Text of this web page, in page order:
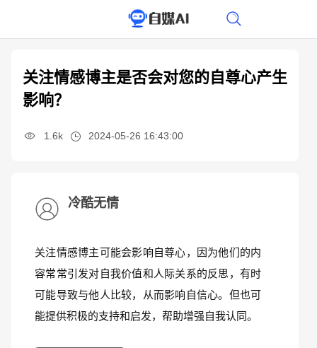
关注情感博主是否会对您的自尊心产生
影响？
1.6k 2024-05-26 16:43:00
冷酷无情
关注情感博主可能会影响自尊心，因为他们的内
容常常引发对自我价值和人际关系的反思，有时
可能导致与他人比较，从而影响自信心。但也可
能提供积极的支持和启发，帮助增强自我认同。